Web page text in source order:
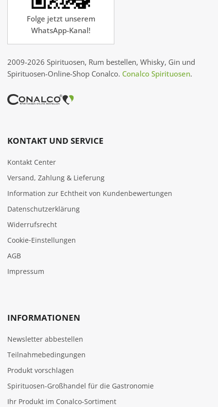
Folge jetzt unserem
WhatsApp-Kanal!
2009-2026 Spirituosen, Rum bestellen, Whisky, Gin und
Spirituosen-Online-Shop Conalco. Conalco Spirituosen.
KONTAKT UND SERVICE
Kontakt Center
Versand, Zahlung & Lieferung
Information zur Echtheit von Kundenbewertungen
Datenschutzerklärung
Widerrufsrecht
Cookie‑Einstellungen
AGB
Impressum
INFORMATIONEN
Newsletter abbestellen
Teilnahmebedingungen
Produkt vorschlagen
Spirituosen-Großhandel für die Gastronomie
Ihr Produkt im Conalco-Sortiment